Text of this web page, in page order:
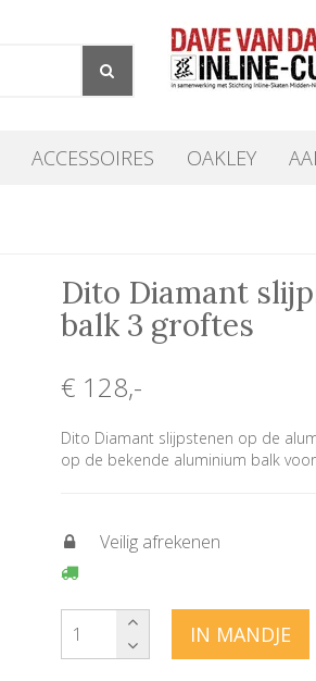
ACCESSOIRES OAKLEY
Dito Diamant
balk 3 groftes
€ 128,-
Dito Diamant slijpstenen op de
op de bekende aluminium balk
Veilig afrekenen
IN MANDJE